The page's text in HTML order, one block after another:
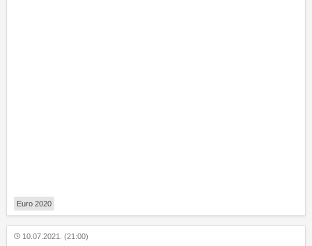
Euro 2020
10.07.2021. (21:00)